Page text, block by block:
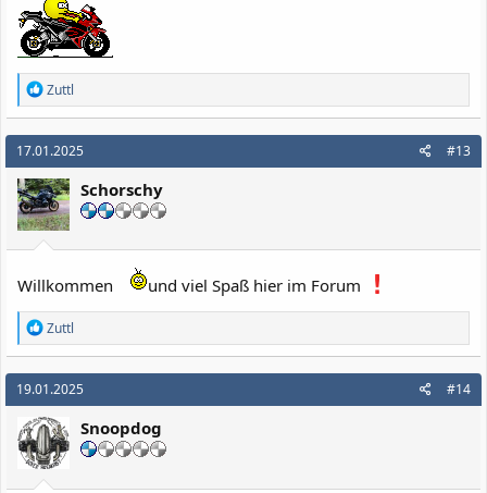
R
e
a
k
t
i
o
n
e
n
Zuttl
17.01.2025 #13
Schorschy
Willkommen und viel Spaß hier im Forum
R
e
a
k
t
i
o
n
e
n
Zuttl
19.01.2025 #14
Snoopdog